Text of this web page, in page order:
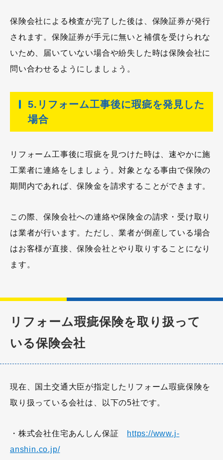
保険会社による検査が完了した後は、保険証券が発行
されます。保険証券が手元に無いと補償を受けられな
いため、届いていない場合や紛失した時は保険会社に
問い合わせるようにしましょう。
5.リフォーム工事後に瑕疵を発見した
場合
リフォーム工事後に瑕疵を見つけた時は、速やかに施
工業者に連絡をしましょう。対象となる事由で保険の
期間内であれば、保険金を請求することができます。
この際、保険会社への連絡や保険金の請求・受け取り
は業者が行います。ただし、業者が倒産している場合
はお客様が直接、保険会社とやり取りすることになり
ます。
リフォーム瑕疵保険を取り扱って
いる保険会社
現在、国土交通大臣が指定したリフォーム瑕疵保険を
取り扱っている会社は、以下の5社です。
・株式会社住宅あんしん保証
https://www.j-
anshin.co.jp/